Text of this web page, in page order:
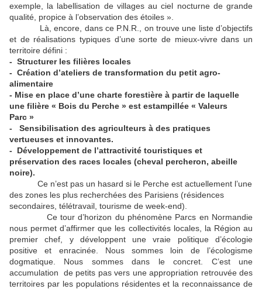
exemple, la labellisation de villages au ciel nocturne de grande
qualité, propice à l’observation des étoiles ».
Là, encore, dans ce P.N.R., on trouve une liste d’objectifs
et de réalisations typiques d’une sorte de mieux-vivre dans un
territoire défini :
- Structurer les filières locales
- Création d’ateliers de transformation du petit agro-
alimentaire
- Mise en place d’une charte forestière à partir de laquelle
une filière « Bois du Perche » est estampillée « Valeurs
Parc »
- Sensibilisation des agriculteurs à des pratiques
vertueuses et innovantes.
- Développement de l’attractivité touristiques et
préservation des races locales (cheval percheron, abeille
noire).
Ce n’est pas un hasard si le Perche est actuellement l’une
des zones les plus recherchées des Parisiens (résidences
secondaires, télétravail, tourisme de week-end).
Ce tour d’horizon du phénomène Parcs en Normandie
nous permet d’affirmer que les collectivités locales, la Région au
premier chef, y développent une vraie politique d’écologie
positive et enracinée. Nous sommes loin de l’écologisme
dogmatique. Nous sommes dans le concret. C’est une
accumulation de petits pas vers une appropriation retrouvée des
territoires par les populations résidentes et la reconnaissance de